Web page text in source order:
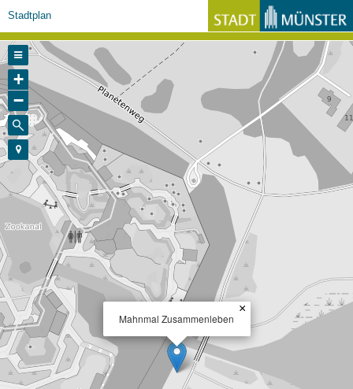
Stadtplan
Mahnmal Zusammenleben
×
+
−